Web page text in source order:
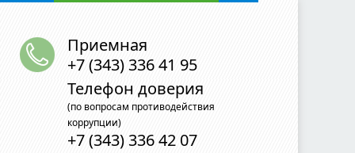
Приемная
+7 (343) 336 41 95
Телефон доверия
(по вопросам противодействия
коррупции)
+7 (343) 336 42 07